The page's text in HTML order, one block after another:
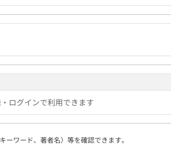
ログインで利用できます
ワード、著者名）等を確認できます。